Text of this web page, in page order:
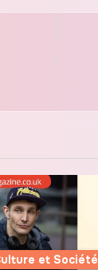
et Société